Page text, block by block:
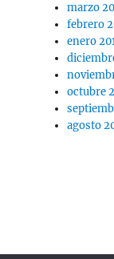
marzo
febrero
enero
octubre
agosto